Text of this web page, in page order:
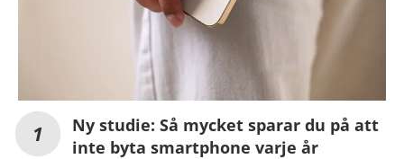
Ny studie: Så mycket sparar du på att
inte byta smartphone varje år